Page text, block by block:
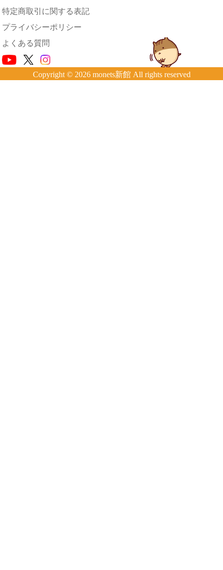
特定商取引に関する表記
プライバシーポリシー
よくある質問
Copyright © 2026 monets新館 All rights reserved